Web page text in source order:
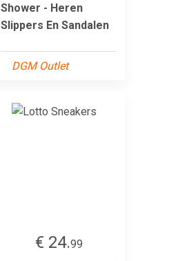
Shower - Heren
Slippers En Sandalen
DGM Outlet
€ 24.99